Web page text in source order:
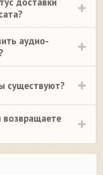
аудио-
существуют?
возвращаете